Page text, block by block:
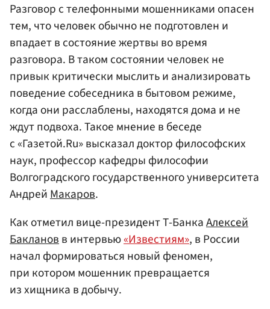
Разговор с телефонными мошенниками опасен
тем, что человек обычно не подготовлен и
впадает в состояние жертвы во время
разговора. В таком состоянии человек не
привык критически мыслить и анализировать
поведение собеседника в бытовом режиме,
когда они расслаблены, находятся дома и не
ждут подвоха. Такое мнение в беседе
с «Газетой.Ru» высказал доктор философских
наук, профессор кафедры философии
Волгоградского государственного университета
АндрейМакаров.
Как отметил вице-президент Т-БанкаАлексей
Баклановв интервью«Известиям», в России
начал формироваться новый феномен,
при котором мошенник превращается
из хищника в добычу.